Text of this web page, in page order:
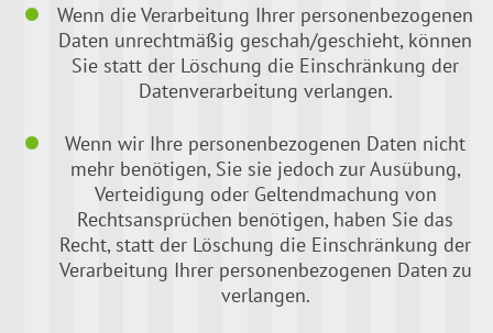
Wenn die Verarbeitung Ihrer personenbezogenen
Daten unrechtmäßig geschah/geschieht, können
Sie statt der Löschung die Einschränkung der
Datenverarbeitung verlangen.
Wenn wir Ihre personenbezogenen Daten nicht
mehr benötigen, Sie sie jedoch zur Ausübung,
Verteidigung oder Geltendmachung von
Rechtsansprüchen benötigen, haben Sie das
Recht, statt der Löschung die Einschränkung der
Verarbeitung Ihrer personenbezogenen Daten zu
verlangen.